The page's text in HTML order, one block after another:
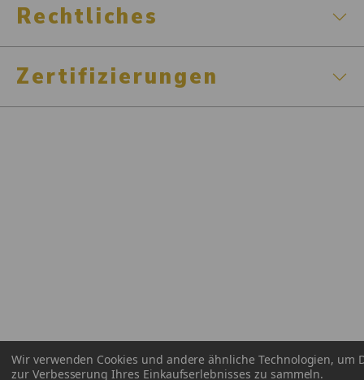
Rechtliches
Zertifizierungen
Wir verwenden Cookies und andere ähnliche Technologien, um
zur Verbesserung Ihres Einkaufserlebnisses zu sammeln.